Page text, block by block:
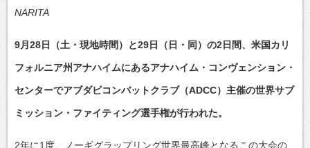
NARITA
9月28日（土・現地時間）と29日（日・同）の2日間、米国カリ
フォルニア州アナハイムにあるアナハイム・コンヴェンション・
センターでアブダビコンバットクラブ（ADCC）主催の世界サブ
ミッション・ファイティング選手権が行われた。
2年に1度、ノーギグラップリング世界最高峰となるこの大会の